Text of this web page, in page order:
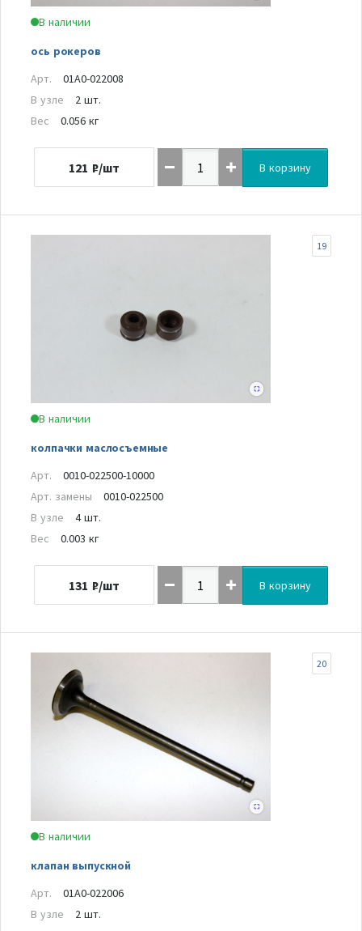
В наличии
ось рокеров
Арт.
01A0-022008
В узле
2 шт.
Вес
0.056 кг
121 ₽/шт В корзину
В наличии
колпачки маслосъемные
19
Арт.
0010-022500-10000
Арт. замены
0010-022500
В узле
4 шт.
Вес
0.003 кг
131 ₽/шт В корзину
В наличии
клапан выпускной
20
Арт.
01A0-022006
В узле
2 шт.